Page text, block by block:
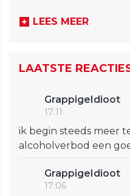
LEES MEER
LAATSTE
GrappigeIdioot
17:11
ik begin steeds meer
alcoholverbod een
GrappigeIdioot
17:06